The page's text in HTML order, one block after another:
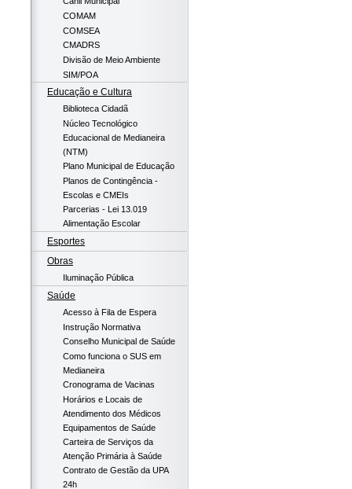
COMAM
COMSEA
CMADRS
Divisão de Meio Ambiente
SIM/POA
Educação e Cultura
Biblioteca Cidadã
Núcleo Tecnológico
Educacional de Medianeira
(NTM)
Plano Municipal de Educação
Planos de Contingência -
Escolas e CMEIs
Parcerias - Lei 13.019
Alimentação Escolar
Esportes
Obras
Iluminação Pública
Saúde
Acesso à Fila de Espera
Instrução Normativa
Conselho Municipal de Saúde
Como funciona o SUS em
Medianeira
Cronograma de Vacinas
Horários e Locais de
Atendimento dos Médicos
Equipamentos de Saúde
Carteira de Serviços da
Atenção Primária à Saúde
Contrato de Gestão da UPA
24h